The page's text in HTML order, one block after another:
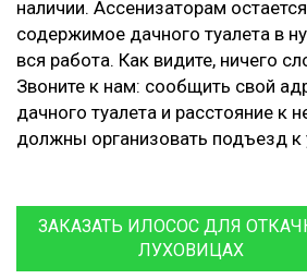
наличии. Ассенизаторам
содержимое дачного туалета в
вся работа. Как видите, ничего
Звоните к нам: сообщить свой
дачного туалета и расстояние к
должны организовать подъезд к
ЗАКАЗАТЬ ИЛОСОС ДЛЯ
ЛУХОВИЦАХ